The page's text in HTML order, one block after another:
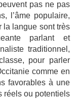
pas ne pas
l’âme populaire,
la langue sont très
parlant et
traditionnel,
pour parler
comme en
favorables à une
réels ou potentiels